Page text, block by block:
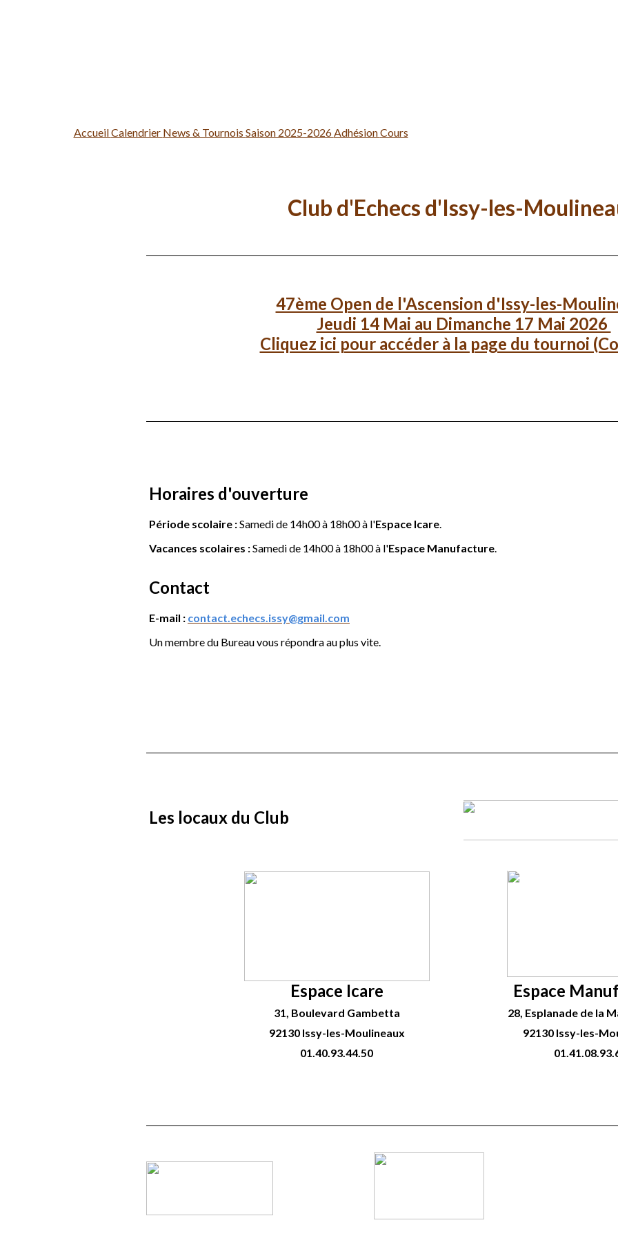
AccueilCalendrier News & Tournois Saison 2025-2026AdhésionCours
Club d'Echecs d'Issy-les-
47ème Open de l'Ascension d'Issy-les-
Jeudi 14 Mai au Dimanche 17 Mai 2026
Cliquez ici pour accéder à la page du tournoi
Horaires d'ouverture
Période scolaire :Samedi de 14h00 à 18h00 à l'Espace Icare.
Vacances scolaires :Samedi de 14h00 à 18h00 à l'Espace Manufacture.
Contact
E-mail : contact.echecs.issy@gmail.com
Un membre du Bureau vous répondra au plus vite.
Les locaux du Club
Espace Icare
31, Boulevard Gambetta
92130 Issy-les-Moulineaux
01.40.93.44.50
Espace
28, Esplanade de la
92130 Issy-les-